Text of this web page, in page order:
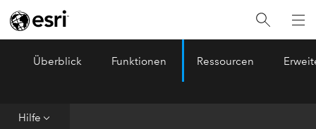
ArcGIS Pro
Überblick Funktionen Ressourcen
Hilfe